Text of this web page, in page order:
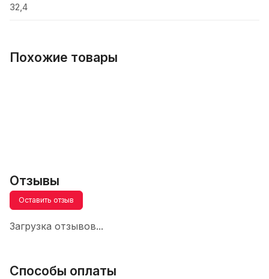
32,4
Похожие товары
Отзывы
Оставить отзыв
Загрузка отзывов...
Способы оплаты